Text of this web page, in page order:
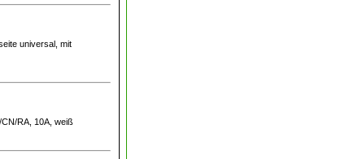
universal, mit
RA, 10A, weiß